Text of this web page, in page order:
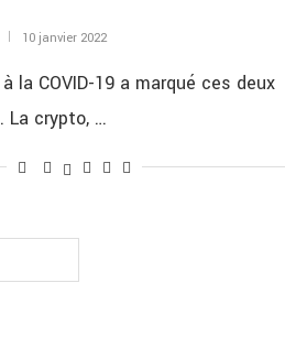
10 janvier 2022
la COVID-19 a marqué ces deux
La crypto, …